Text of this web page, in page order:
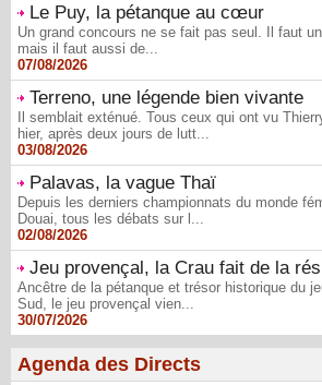
Le Puy, la pétanque au cœur
Un grand concours ne se fait pas seul. Il faut
mais il faut aussi de...
07/08/2026
Terreno, une légende bien vivante
Il semblait exténué. Tous ceux qui ont vu
hier, après deux jours de lutt...
03/08/2026
Palavas, la vague Thaï
Depuis les derniers championnats du monde
Douai, tous les débats sur l...
02/08/2026
Jeu provençal, la Crau fait de la
Ancêtre de la pétanque et trésor historique du
Sud, le jeu provençal vien...
30/07/2026
Agenda des Directs